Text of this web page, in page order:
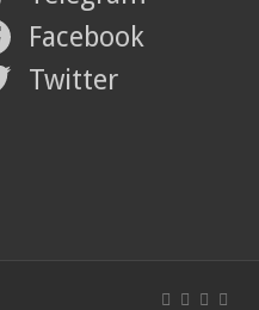
Facebook
Twitter